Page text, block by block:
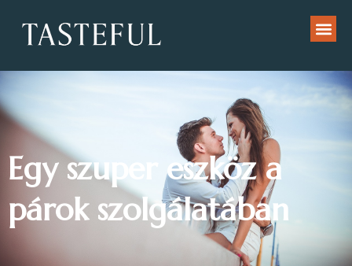
Egy szuper eszköz a
párok szolgálatában